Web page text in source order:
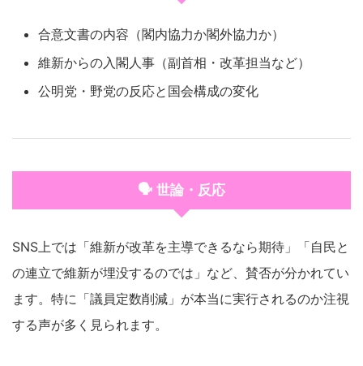
合意文書の内容（閣内協力か閣外協力か）
維新からの入閣人事（副首相・改革担当など）
公明党・野党の反応と国会構成の変化
🗣️ 世論・反応
SNS上では「維新が改革を主導できるなら期待」「自民と
の連立で維新が埋没するのでは」など、賛否が分かれてい
ます。特に「議員定数削減」が本当に実行されるのか注視
する声が多く見られます。